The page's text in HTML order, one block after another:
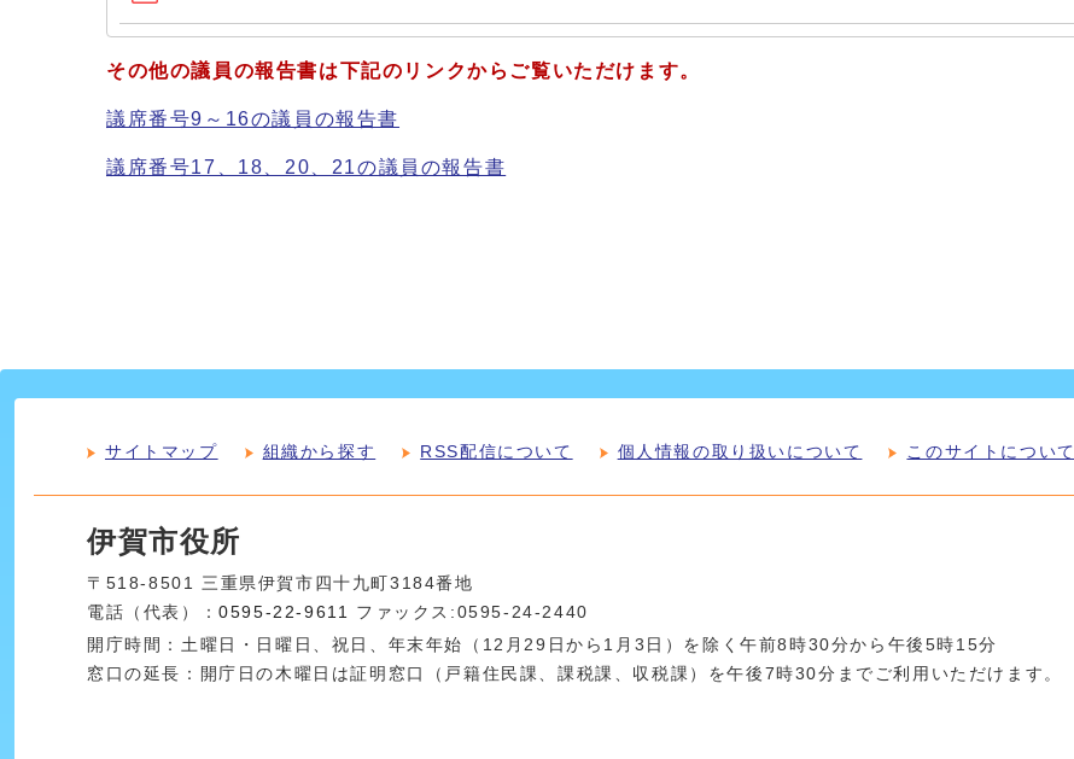
その他の議員の報告書は下記のリンクからご覧いただけます。
議席番号9～16の議員の報告書
議席番号17、18、20、21の議員の報告書
サイトマップ 組織から探す RSS配信について 個人情報の取り扱いについて このサイトについて
伊賀市役所
〒518-8501 三重県伊賀市四十九町3184番地
電話（代表）：0595-22-9611 ファックス:0595-24-2440
開庁時間：土曜日・日曜日、祝日、年末年始（12月29日から1月3日）を除く午前8時30分から午後5時15分
窓口の延長：開庁日の木曜日は証明窓口（戸籍住民課、課税課、収税課）を午後7時30分までご利用いただけます。